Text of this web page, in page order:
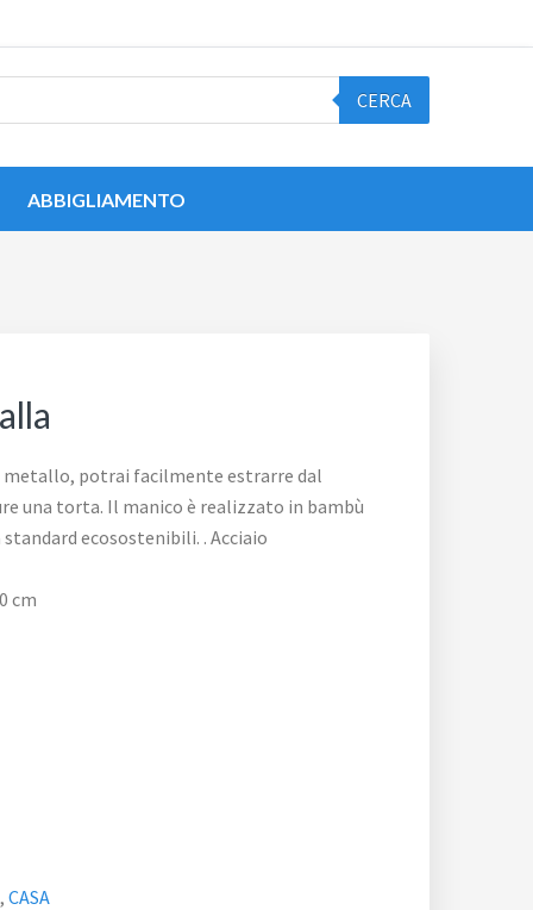
CERCA
ABBIGLIAMENTO
metallo, potrai facilmente estrarre dal
una torta. Il manico è realizzato in bambù
ecosostenibili. . Acciaio
cm
,CASA